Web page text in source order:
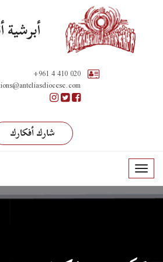
أبرشية
+961 4 410 020
شارك أفكارك
T
o
g